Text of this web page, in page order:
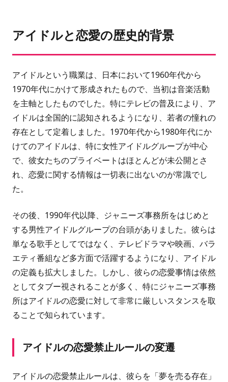
アイドルと恋愛の歴史的背景
アイドルという職業は、日本において1960年代から
1970年代にかけて形成されたもので、当初は音楽活動
を主軸としたものでした。特にテレビの普及により、ア
イドルは全国的に認知されるようになり、若者の憧れの
存在として定着しました。1970年代から1980年代にか
けてのアイドルは、特に女性アイドルグループが中心
で、彼女たちのプライベートはほとんどが未公開とさ
れ、恋愛に関する情報は一切表に出ないのが常識でし
た。
その後、1990年代以降、ジャニーズ事務所をはじめと
する男性アイドルグループの台頭がありました。彼らは
単なる歌手としてではなく、テレビドラマや映画、バラ
エティ番組など多方面で活躍するようになり、アイドル
の定義も拡大しました。しかし、彼らの恋愛事情は依然
としてタブー視されることが多く、特にジャニーズ事務
所はアイドルの恋愛に対して非常に厳しいスタンスを取
ることで知られています。
アイドルの恋愛禁止ルールの変遷
アイドルの恋愛禁止ルールは、彼らを「夢を売る存在」